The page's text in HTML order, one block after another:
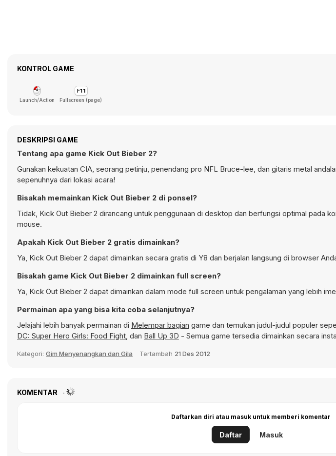
KONTROL GAME
Launch/Action Fullscreen (page)
DESKRIPSI GAME
Tentang apa game Kick Out Bieber 2?
Gunakan kekuatan CIA, seorang petinju, penendang pro NFL Bruce-lee, dan gitaris metal
sepenuhnya dari lokasi acara!
Bisakah memainkan Kick Out Bieber 2 di ponsel?
Tidak, Kick Out Bieber 2 dirancang untuk penggunaan di desktop dan berfungsi optimal pada
mouse.
Apakah Kick Out Bieber 2 gratis dimainkan?
Ya, Kick Out Bieber 2 dapat dimainkan secara gratis di Y8 dan berjalan langsung di browser
Bisakah game Kick Out Bieber 2 dimainkan full screen?
Ya, Kick Out Bieber 2 dapat dimainkan dalam mode full screen untuk pengalaman yang lebih
Permainan apa yang bisa kita coba selanjutnya?
Jelajahi lebih banyak permainan di Melempar bagian game dan temukan judul-judul populer
DC: Super Hero Girls: Food Fight, dan Ball Up 3D - Semua game tersedia dimainkan secara
Kategori: Gim Menyenangkan dan Gila Tertambah 21 Des 2012
KOMENTAR
Daftarkan diri atau masuk untuk memberi komentar
Daftar Masuk